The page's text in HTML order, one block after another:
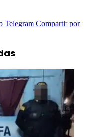
Telegram Compartir por